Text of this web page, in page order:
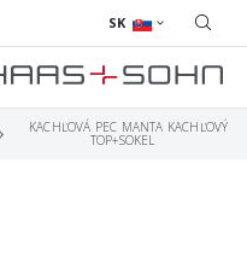
SK
KACHĽOVÁ PEC MANTA KACHĽOVÝ
TOP+SOKEL